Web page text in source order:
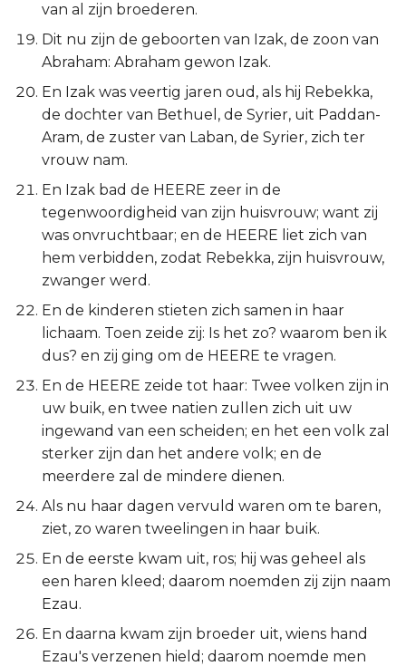
van al zijn broederen.
Dit nu zijn de geboorten van Izak, de zoon van
Abraham: Abraham gewon Izak.
En Izak was veertig jaren oud, als hij Rebekka,
de dochter van Bethuel, de Syrier, uit Paddan-
Aram, de zuster van Laban, de Syrier, zich ter
vrouw nam.
En Izak bad de HEERE zeer in de
tegenwoordigheid van zijn huisvrouw; want zij
was onvruchtbaar; en de HEERE liet zich van
hem verbidden, zodat Rebekka, zijn huisvrouw,
zwanger werd.
En de kinderen stieten zich samen in haar
lichaam. Toen zeide zij: Is het zo? waarom ben ik
dus? en zij ging om de HEERE te vragen.
En de HEERE zeide tot haar: Twee volken zijn in
uw buik, en twee natien zullen zich uit uw
ingewand van een scheiden; en het een volk zal
sterker zijn dan het andere volk; en de
meerdere zal de mindere dienen.
Als nu haar dagen vervuld waren om te baren,
ziet, zo waren tweelingen in haar buik.
En de eerste kwam uit, ros; hij was geheel als
een haren kleed; daarom noemden zij zijn naam
Ezau.
En daarna kwam zijn broeder uit, wiens hand
Ezau's verzenen hield; daarom noemde men